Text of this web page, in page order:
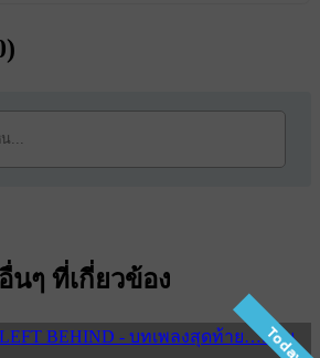
)
ๆ ที่เกี่ยวข้อง
Today